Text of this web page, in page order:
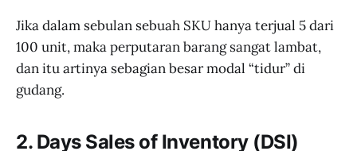
Jika dalam sebulan sebuah SKU hanya terjual 5 dari
100 unit, maka perputaran barang sangat lambat,
dan itu artinya sebagian besar modal “tidur” di
gudang.
2. Days Sales of Inventory (DSI)